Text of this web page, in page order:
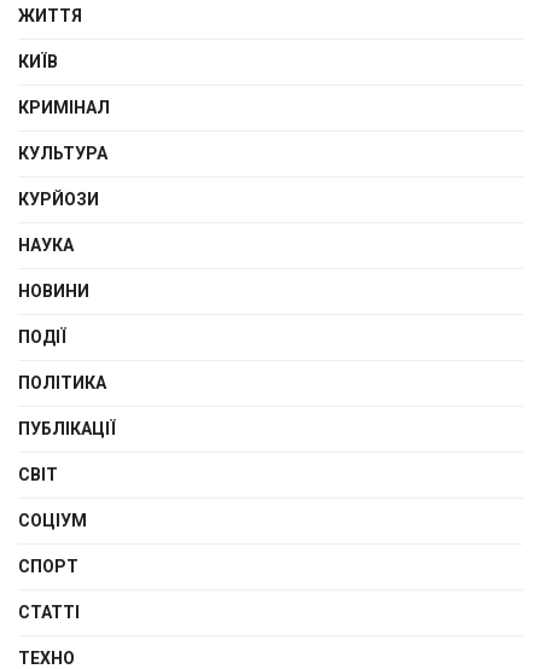
ЖИТТЯ
КИЇВ
КРИМІНАЛ
КУЛЬТУРА
КУРЙОЗИ
НАУКА
НОВИНИ
ПОДІЇ
ПОЛІТИКА
ПУБЛІКАЦІЇ
СВІТ
СОЦІУМ
СПОРТ
СТАТТІ
ТЕХНО